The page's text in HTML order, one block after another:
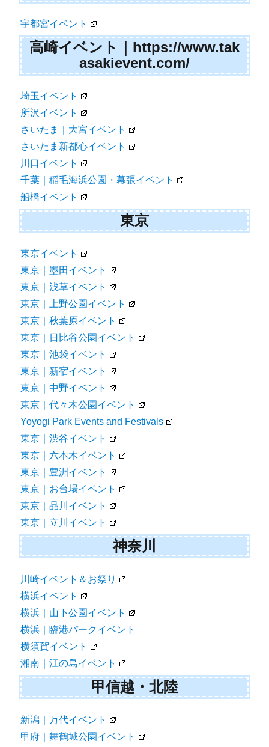
宇都宮イベント
高崎イベント｜https://www.tak
asakievent.com/
埼玉イベント
所沢イベント
さいたま｜大宮イベント
さいたま新都心イベント
川口イベント
千葉｜稲毛海浜公園・幕張イベント
船橋イベント
東京
東京イベント
東京｜墨田イベント
東京｜浅草イベント
東京｜上野公園イベント
東京｜秋葉原イベント
東京｜日比谷公園イベント
東京｜池袋イベント
東京｜新宿イベント
東京｜中野イベント
東京｜代々木公園イベント
Yoyogi Park Events and Festivals
東京｜渋谷イベント
東京｜六本木イベント
東京｜豊洲イベント
東京｜お台場イベント
東京｜品川イベント
東京｜立川イベント
神奈川
川崎イベント＆お祭り
横浜イベント
横浜｜山下公園イベント
横浜｜臨港パークイベント
横須賀イベント
湘南｜江の島イベント
甲信越・北陸
新潟｜万代イベント
甲府｜舞鶴城公園イベント